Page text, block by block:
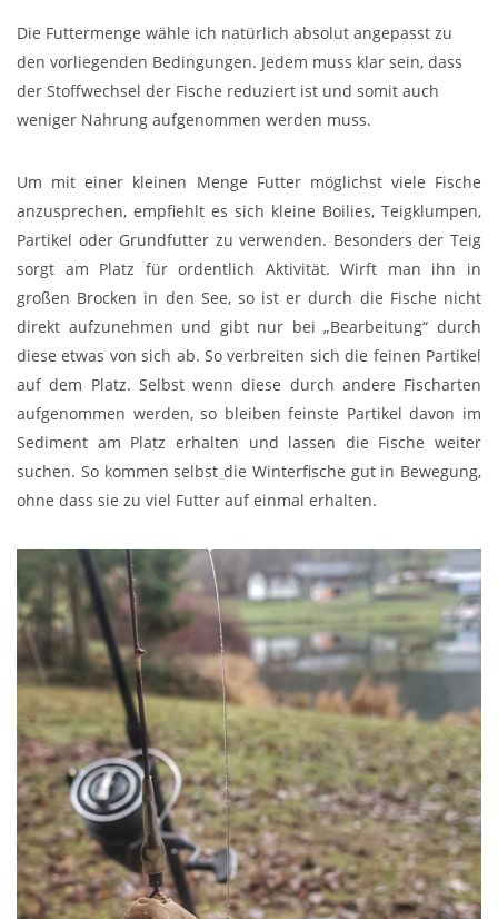
Die Futtermenge wähle ich natürlich absolut angepasst zu
den vorliegenden Bedingungen. Jedem muss klar sein, dass
der Stoffwechsel der Fische reduziert ist und somit auch
weniger Nahrung aufgenommen werden muss.
Um mit einer kleinen Menge Futter möglichst viele Fische
anzusprechen, empfiehlt es sich kleine Boilies, Teigklumpen,
Partikel oder Grundfutter zu verwenden. Besonders der Teig
sorgt am Platz für ordentlich Aktivität. Wirft man ihn in
großen Brocken in den See, so ist er durch die Fische nicht
direkt aufzunehmen und gibt nur bei „Bearbeitung“ durch
diese etwas von sich ab. So verbreiten sich die feinen Partikel
auf dem Platz. Selbst wenn diese durch andere Fischarten
aufgenommen werden, so bleiben feinste Partikel davon im
Sediment am Platz erhalten und lassen die Fische weiter
suchen. So kommen selbst die Winterfische gut in Bewegung,
ohne dass sie zu viel Futter auf einmal erhalten.